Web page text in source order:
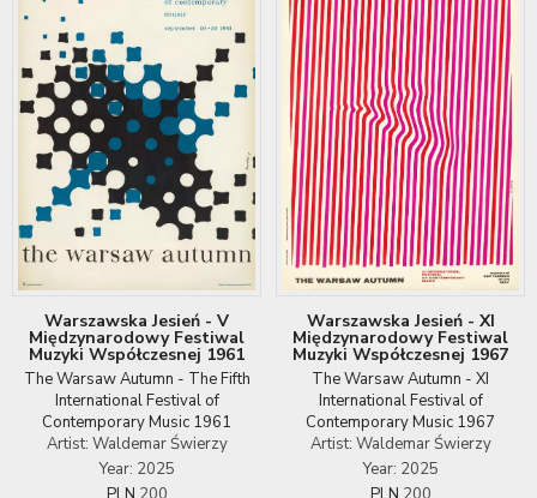
Warszawska Jesień - V
Międzynarodowy Festiwal
Muzyki Współczesnej 1961
The Warsaw Autumn - The Fifth
International Festival of
Contemporary Music 1961
Artist: Waldemar Świerzy
Year: 2025
Warszawska Jesień - XI
Międzynarodowy Festiwal
Muzyki Współczesnej 1967
The Warsaw Autumn - XI
International Festival of
Contemporary Music 1967
Artist: Waldemar Świerzy
Year: 2025